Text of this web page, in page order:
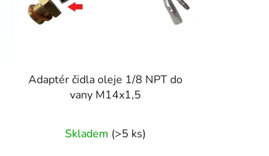
Adaptér čidla oleje 1/8 NPT do
vany M14x1,5
Skladem (>5 ks)